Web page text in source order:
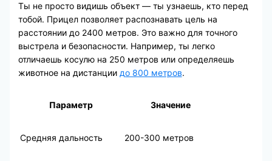
Ты не просто видишь объект — ты узнаешь, кто перед
тобой. Прицел позволяет распознавать цель на
расстоянии до 2400 метров. Это важно для точного
выстрела и безопасности. Например, ты легко
отличаешь косулю на 250 метров или определяешь
животное на дистанции до 800 метров.
Параметр Значение
Средняя дальность 200-300 метров